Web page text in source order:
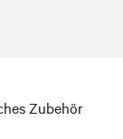
Zubehör